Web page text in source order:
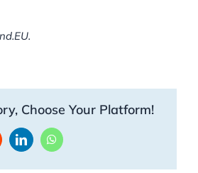
Choose Your Platform!
LinkedInWhatsApp